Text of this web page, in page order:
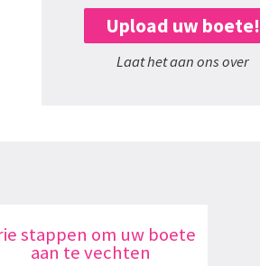
Upload uw boete!
Laat het aan ons over
stappen om uw boete
aan te vechten